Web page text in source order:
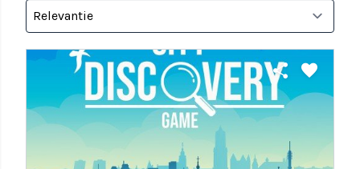
share favorite